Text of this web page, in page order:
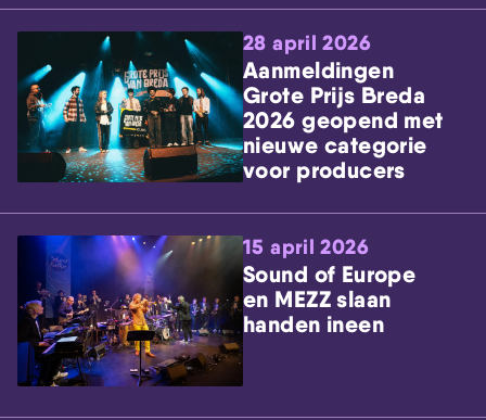
28 april 2026
Aanmeldingen
Grote Prijs Breda
2026 geopend met
nieuwe categorie
voor producers
15 april 2026
Sound of Europe
en MEZZ slaan
handen ineen